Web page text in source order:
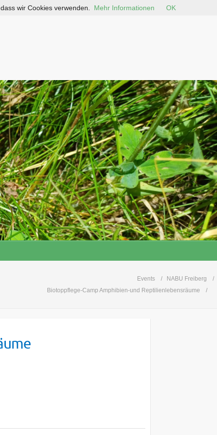
Events
NABU Freiberg
Biotoppflege-Camp Amphibien-und Reptilienlebensräume
wir Cookies verwenden. Mehr Informationen OK